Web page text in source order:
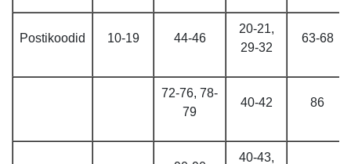
Postikoodid 10-19 44-46
20-21,
29-32
63-68
72-76, 78-
79
40-42 86
40-43,